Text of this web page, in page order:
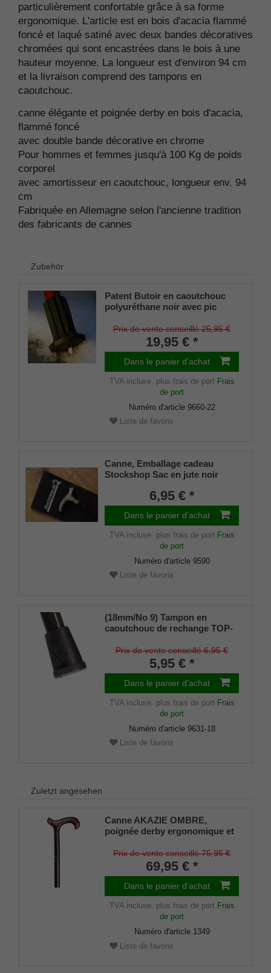
particulièrement confortable grâce à sa forme
ergonomique. L'article est en bois d'acacia flammé
foncé et laqué satiné avec deux bandes décoratives
chromées qui sont encastrées dans le bois à une
hauteur moyenne. La longueur est d'environ 94 cm
et la livraison comprend des tampons en
caoutchouc.
canne élégante et poignée derby en bois d'acacia,
flammé foncé
avec double bande décorative en chrome
Pour hommes et femmes jusqu'à 100 Kg de poids
corporel
avec amortisseur en caoutchouc, longueur env. 94
cm
Fabriquée en Allemagne selon l'ancienne tradition
des fabricants de cannes
Zubehör
Patent Butoir en caoutchouc
polyuréthane noir avec pic
et en métal, tige flexible pour
diamètres d'environ 17-22 mm
Prix de vente conseillé 25,95 €
19,95 € *
Dans le panier d'achat
TVA incluse. plus frais de port Frais
de port
Numéro d'article 9660-22
Liste de favoris
Canne, Emballage cadeau
Stockshop Sac en jute noir
6,95 € *
Dans le panier d'achat
TVA incluse. plus frais de port Frais
de port
Numéro d'article 9590
Liste de favoris
(18mm/No 9) Tampon en
caoutchouc de rechange TOP-
noir, (lot de 2)
Prix de vente conseillé 6,95 €
5,95 € *
Dans le panier d'achat
TVA incluse. plus frais de port Frais
de port
Numéro d'article 9631-18
Liste de favoris
Zuletzt angesehen
Canne AKAZIE OMBRE,
poignée derby ergonomique et
foncé avec bande chromée,
longueur 94 cm
Prix de vente conseillé 75,95 €
69,95 € *
Dans le panier d'achat
TVA incluse. plus frais de port Frais
de port
Numéro d'article 1349
Liste de favoris